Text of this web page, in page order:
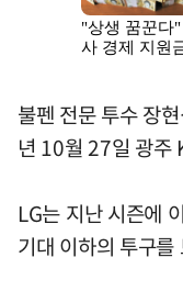
불펜 전문 투수 장
년 10월 27일 광주
LG는 지난 시즌에
기대 이하의 투구